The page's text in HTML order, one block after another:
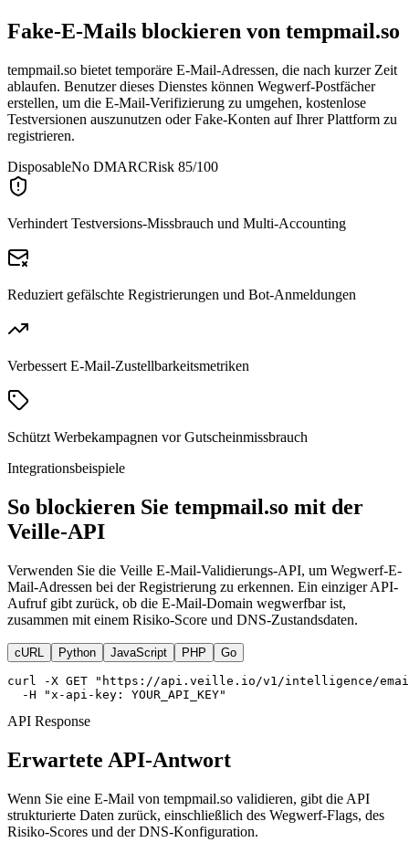
Fake-E-Mails blockieren von tempmail.so
tempmail.so bietet temporäre E-Mail-Adressen, die nach kurzer Zeit
ablaufen. Benutzer dieses Dienstes können Wegwerf-Postfächer
erstellen, um die E-Mail-Verifizierung zu umgehen, kostenlose
Testversionen auszunutzen oder Fake-Konten auf Ihrer Plattform zu
registrieren.
DisposableNo DMARCRisk 85/100
Verhindert Testversions-Missbrauch und Multi-Accounting
Reduziert gefälschte Registrierungen und Bot-Anmeldungen
Verbessert E-Mail-Zustellbarkeitsmetriken
Schützt Werbekampagnen vor Gutscheinmissbrauch
Integrationsbeispiele
So blockieren Sie tempmail.so mit der
Veille-API
Verwenden Sie die Veille E-Mail-Validierungs-API, um Wegwerf-E-
Mail-Adressen bei der Registrierung zu erkennen. Ein einziger API-
Aufruf gibt zurück, ob die E-Mail-Domain wegwerfbar ist,
zusammen mit einem Risiko-Score und DNS-Zustandsdaten.
cURL Python JavaScript PHP Go
curl -X GET "https://api.veille.io/v1/intelligence/
  -H "x-api-key: YOUR_API_KEY"
API Response
Erwartete API-Antwort
Wenn Sie eine E-Mail von tempmail.so validieren, gibt die API
strukturierte Daten zurück, einschließlich des Wegwerf-Flags, des
Risiko-Scores und der DNS-Konfiguration.